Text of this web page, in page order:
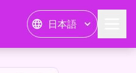
日本語
テム
テム — 24karat